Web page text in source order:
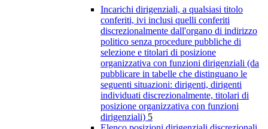
Incarichi dirigenziali, a qualsiasi titolo
conferiti, ivi inclusi quelli conferiti
discrezionalmente dall'organo di indirizzo
politico senza procedure pubbliche di
selezione e titolari di posizione
organizzativa con funzioni dirigenziali (da
pubblicare in tabelle che distinguano le
seguenti situazioni: dirigenti, dirigenti
individuati discrezionalmente, titolari di
posizione organizzativa con funzioni
dirigenziali) 5